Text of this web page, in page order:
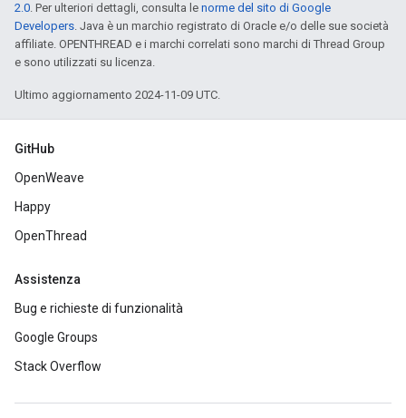
2.0. Per ulteriori dettagli, consulta le norme del sito di Google
Developers. Java è un marchio registrato di Oracle e/o delle sue società
affiliate. OPENTHREAD e i marchi correlati sono marchi di Thread Group
e sono utilizzati su licenza.
Ultimo aggiornamento 2024-11-09 UTC.
GitHub
OpenWeave
Happy
OpenThread
Assistenza
Bug e richieste di funzionalità
Google Groups
Stack Overflow